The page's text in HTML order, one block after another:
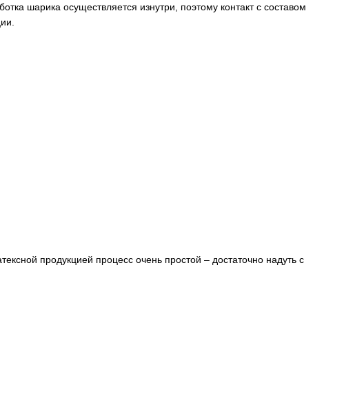
шарика осуществляется изнутри, поэтому контакт с составом
продукцией процесс очень простой – достаточно надуть с